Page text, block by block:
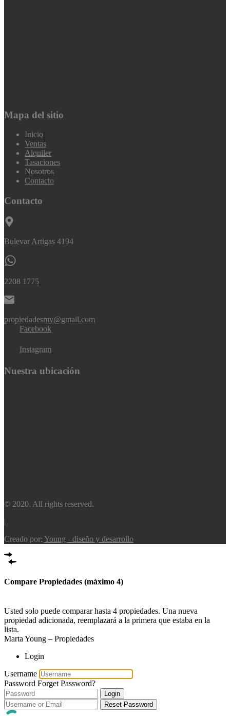
Mapa del sitio
Inicio
Ventas
Alquiler
Tasaciones
Nosotros
Contacto
Contacto
Bulevar Artigas 4194
2208 1775
propiedadesmy@gmail.com
Facebook
Instagram
Nuestra ubicación
© 2020. All rights reserved.
|
Creado por: Young - diseño y desarrollo
Compare Propiedades (máximo 4)
Usted solo puede comparar hasta 4 propiedades. Una nueva
propiedad adicionada, reemplazará a la primera que estaba en la
lista.
Marta Young – Propiedades
Login
Username
Password Forget Password?
Login
Reset Password